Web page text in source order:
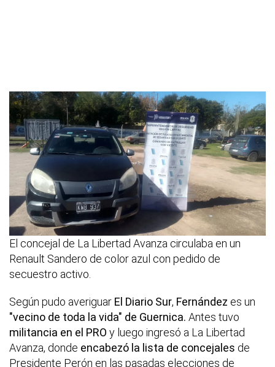
El concejal de La Libertad Avanza circulaba en un
Renault Sandero de color azul con pedido de
secuestro activo.
Según pudo averiguar El Diario Sur, Fernández es un
"vecino de toda la vida" de Guernica. Antes tuvo
militancia en el PRO y luego ingresó a La Libertad
Avanza, donde encabezó la lista de concejales de
Presidente Perón en las pasadas elecciones de